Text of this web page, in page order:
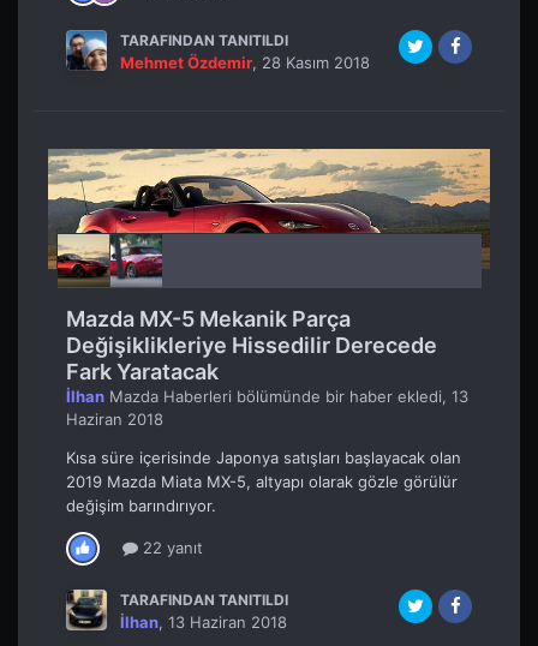
TARAFINDAN TANITILDI
Mehmet Özdemir, 28 Kasım 2018
Mazda MX-5 Mekanik Parça
Değişiklikleriye Hissedilir Derecede
Fark Yaratacak
İlhan Mazda Haberleri bölümünde bir haber ekledi, 13
Haziran 2018
Kısa süre içerisinde Japonya satışları başlayacak olan
2019 Mazda Miata MX-5, altyapı olarak gözle görülür
değişim barındırıyor.
22 yanıt
TARAFINDAN TANITILDI
İlhan, 13 Haziran 2018